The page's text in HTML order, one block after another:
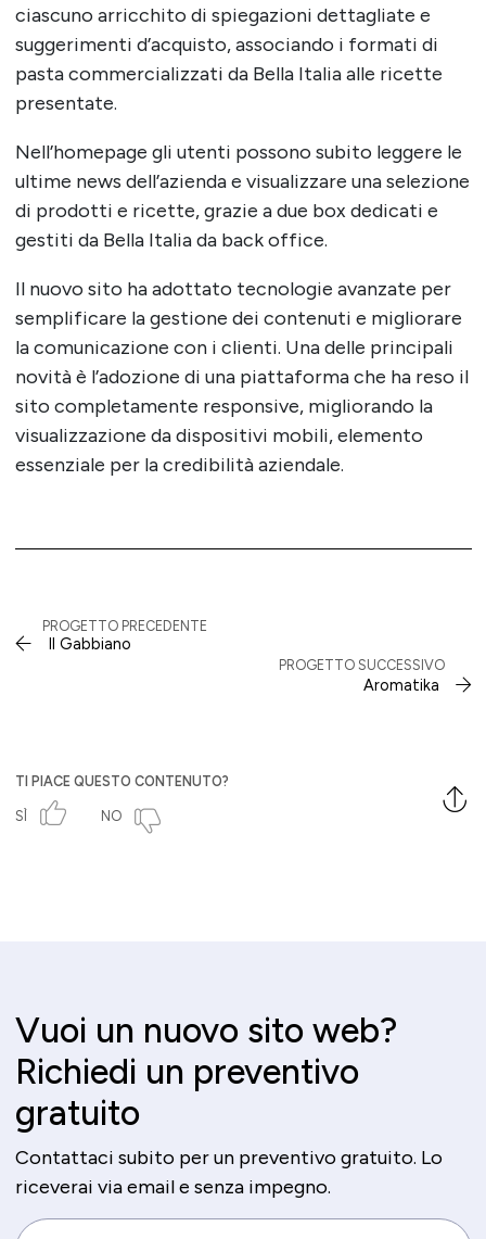
ciascuno arricchito di spiegazioni dettagliate e
suggerimenti d’acquisto, associando i formati di
pasta commercializzati da Bella Italia alle ricette
presentate.
Nell’homepage gli utenti possono subito leggere le
ultime news dell’azienda e visualizzare una selezione
di prodotti e ricette, grazie a due box dedicati e
gestiti da Bella Italia da back office.
Il nuovo sito ha adottato tecnologie avanzate per
semplificare la gestione dei contenuti e migliorare
la comunicazione con i clienti. Una delle principali
novità è l’adozione di una piattaforma che ha reso il
sito completamente responsive, migliorando la
visualizzazione da dispositivi mobili, elemento
essenziale per la credibilità aziendale.
PROGETTO PRECEDENTE
Il Gabbiano
PROGETTO SUCCESSIVO
Aromatika
TI PIACE QUESTO CONTENUTO?
SÌ NO
Vuoi un nuovo sito web?
Richiedi un preventivo
gratuito
Contattaci subito per un preventivo gratuito. Lo
riceverai via email e senza impegno.